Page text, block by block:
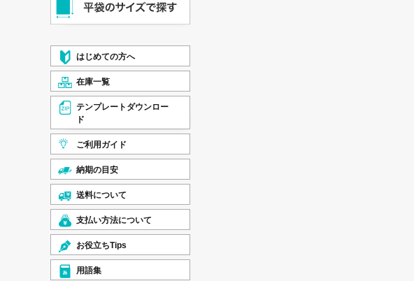
はじめての方へ
在庫一覧
テンプレートダウンロー
ド
ご利用ガイド
納期の目安
送料について
支払い方法について
お役立ちTips
用語集